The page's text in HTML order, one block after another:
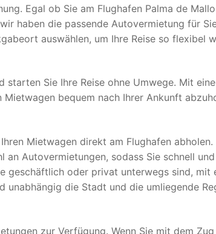
Egal ob Sie am Flughafen Palma de
haben die passende Autovermietung für
auswählen, um Ihre Reise so flexibel
starten Sie Ihre Reise ohne Umwege. Mit
bequem nach Ihrer Ankunft
Mietwagen direkt am Flughafen abholen.
an Autovermietungen, sodass Sie schnell und
geschäftlich oder privat unterwegs sind, mit
unabhängig die Stadt und die umliegende
zur Verfügung. Wenn Sie mit dem